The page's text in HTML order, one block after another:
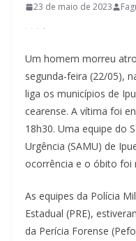
23 de maio de 2023
Um homem morreu
segunda-feira (22/05),
liga os municípios de
cearense. A vítima foi
18h30. Uma equipe do
Urgência (SAMU) de
ocorrência e o óbito foi
As equipes da Polícia
Estadual (PRE),
da Perícia Forense